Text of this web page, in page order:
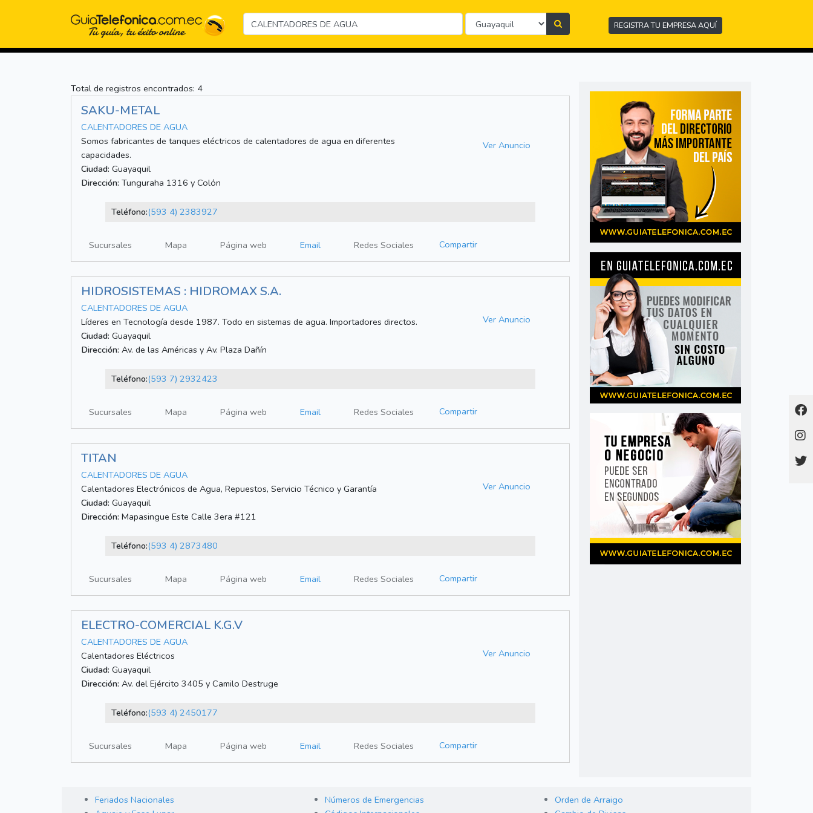
REGISTRA TU EMPRESA AQUÍ
Total de registros encontrados: 4
SAKU-METAL
CALENTADORES DE AGUA
Somos fabricantes de tanques eléctricos de calentadores de agua en diferentes
capacidades.
Ciudad: Guayaquil
Dirección: Tunguraha 1316 y Colón
Ver Anuncio
Teléfono:(593 4) 2383927
Sucursales Mapa Página web Email Redes Sociales Compartir
HIDROSISTEMAS : HIDROMAX S.A.
CALENTADORES DE AGUA
Líderes en Tecnología desde 1987. Todo en sistemas de agua. Importadores directos.
Ciudad: Guayaquil
Dirección: Av. de las Américas y Av. Plaza Dañín
Ver Anuncio
Teléfono:(593 7) 2932423
Sucursales Mapa Página web Email Redes Sociales Compartir
TITAN
CALENTADORES DE AGUA
Calentadores Electrónicos de Agua, Repuestos, Servicio Técnico y Garantía
Ciudad: Guayaquil
Dirección: Mapasingue Este Calle 3era #121
Ver Anuncio
Teléfono:(593 4) 2873480
Sucursales Mapa Página web Email Redes Sociales Compartir
ELECTRO-COMERCIAL K.G.V
CALENTADORES DE AGUA
Calentadores Eléctricos
Ciudad: Guayaquil
Dirección: Av. del Ejército 3405 y Camilo Destruge
Ver Anuncio
Teléfono:(593 4) 2450177
Sucursales Mapa Página web Email Redes Sociales Compartir
Feriados Nacionales
Números de Emergencias
Orden de Arraigo